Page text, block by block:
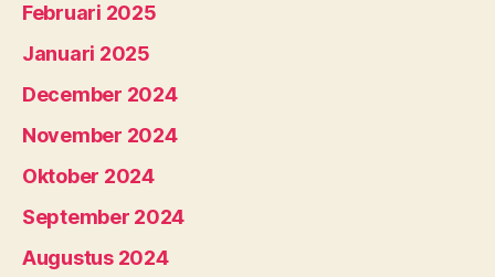
Februari 2025
Januari 2025
December 2024
November 2024
Oktober 2024
September 2024
Augustus 2024